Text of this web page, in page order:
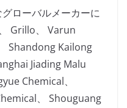
ローバルメーカーに
Grillo、 Varun
Shandong Kailong
Jiading Malu
Chemical、
、 Shouguang